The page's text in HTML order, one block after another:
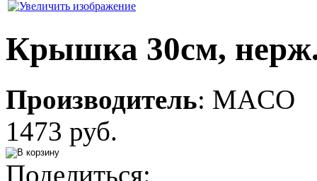
Крышка 30см,
Производитель: MACO
1473 руб.
Поделиться: